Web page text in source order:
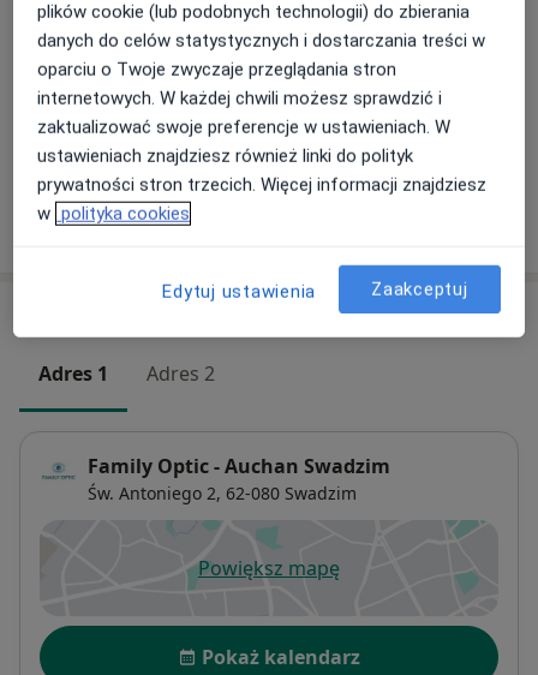
Wizyta kontrolna dzieci po badaniu wzroku
Darmowa usługa Szczegóły
+ 1 usługa
W jaki sposób ustalane są ceny?
Adres 1 Adres 2
Family Optic - Auchan Swadzim
Św. Antoniego 2, 62-080 Swadzim
Powiększ mapęotwiera się w nowej karcie
Dostępność
Pokaż kalendarz
plików cookie (lub podobnych technologii) do zbierania
danych do celów statystycznych i dostarczania treści w
oparciu o Twoje zwyczaje przeglądania stron
internetowych. W każdej chwili możesz sprawdzić i
zaktualizować swoje preferencje w ustawieniach. W
ustawieniach znajdziesz również linki do polityk
prywatności stron trzecich. Więcej informacji znajdziesz
w polityka cookies
Edytuj ustawienia Zaakceptuj